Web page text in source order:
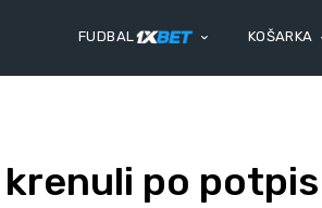
FUDBAL KOŠARKA
po